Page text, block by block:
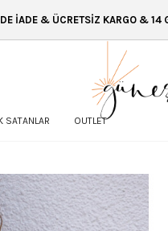
KARGO & 14 GÜN İÇİNDE
SATANLAR OUTLET